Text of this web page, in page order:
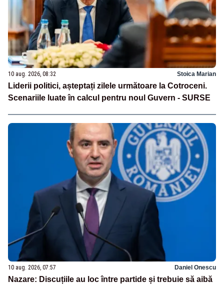
10 aug. 2026, 08:32 Stoica Marian
Liderii politici, așteptați zilele următoare la Cotroceni.
Scenariile luate în calcul pentru noul Guvern - SURSE
10 aug. 2026, 07:57 Daniel Onescu
Nazare: Discuțiile au loc între partide și trebuie să aibă